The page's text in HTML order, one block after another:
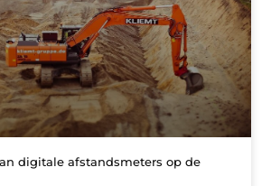
digitale afstandsmeters op de